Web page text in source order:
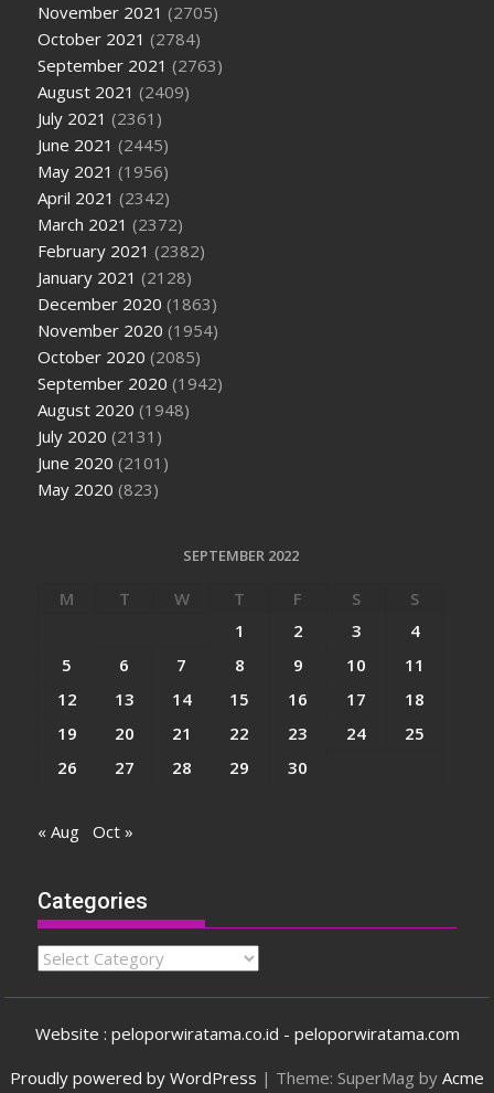
November 2021 (2705)
October 2021 (2784)
September 2021 (2763)
August 2021 (2409)
July 2021 (2361)
June 2021 (2445)
May 2021 (1956)
April 2021 (2342)
March 2021 (2372)
February 2021 (2382)
January 2021 (2128)
December 2020 (1863)
November 2020 (1954)
October 2020 (2085)
September 2020 (1942)
August 2020 (1948)
July 2020 (2131)
June 2020 (2101)
May 2020 (823)
SEPTEMBER 2022
M T W T F S
S
1
2 3
4
5
6 7 8 9 10
11
12
13 14 15 16 17
18
19
20 21 22 23 24
25
26
27 28 29 30
« Aug Oct »
Categories
Categories
Website : peloporwiratama.co.id - peloporwiratama.com
Proudly powered by WordPress | Theme: SuperMag by Acme